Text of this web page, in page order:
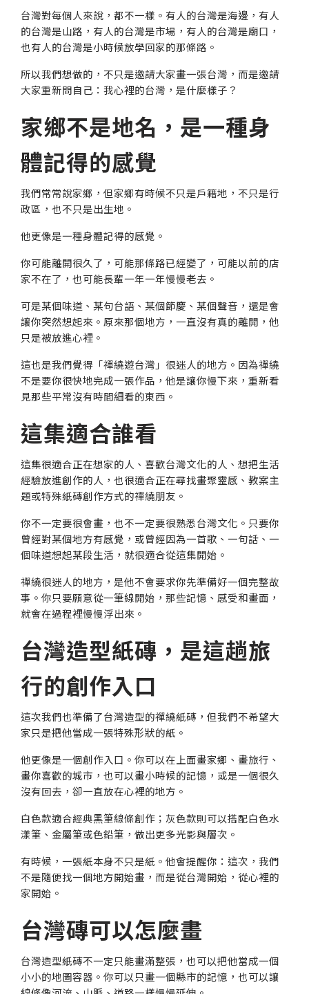
台灣對每個人來說，都不一樣。有人的台灣是海邊，有人
的台灣是山路，有人的台灣是市場，有人的台灣是廟口，
也有人的台灣是小時候放學回家的那條路。
所以我們想做的，不只是邀請大家畫一張台灣，而是邀請
大家重新問自己：我心裡的台灣，是什麼樣子？
家鄉不是地名，是一種身
體記得的感覺
我們常常說家鄉，但家鄉有時候不只是戶籍地，不只是行
政區，也不只是出生地。
他更像是一種身體記得的感覺。
你可能離開很久了，可能那條路已經變了，可能以前的店
家不在了，也可能長輩一年一年慢慢老去。
可是某個味道、某句台語、某個節慶、某個聲音，還是會
讓你突然想起來。原來那個地方，一直沒有真的離開，他
只是被放進心裡。
這也是我們覺得「禪繞遊台灣」很迷人的地方。因為禪繞
不是要你很快地完成一張作品，他是讓你慢下來，重新看
見那些平常沒有時間細看的東西。
這集適合誰看
這集很適合正在想家的人、喜歡台灣文化的人、想把生活
經驗放進創作的人，也很適合正在尋找畫聚靈感、教案主
題或特殊紙磚創作方式的禪繞朋友。
你不一定要很會畫，也不一定要很熟悉台灣文化。只要你
曾經對某個地方有感覺，或曾經因為一首歌、一句話、一
個味道想起某段生活，就很適合從這集開始。
禪繞很迷人的地方，是他不會要求你先準備好一個完整故
事。你只要願意從一筆線開始，那些記憶、感受和畫面，
就會在過程裡慢慢浮出來。
台灣造型紙磚，是這趟旅
行的創作入口
這次我們也準備了台灣造型的禪繞紙磚，但我們不希望大
家只是把他當成一張特殊形狀的紙。
他更像是一個創作入口。你可以在上面畫家鄉、畫旅行、
畫你喜歡的城市，也可以畫小時候的記憶，或是一個很久
沒有回去，卻一直放在心裡的地方。
白色款適合經典黑筆線條創作；灰色款則可以搭配白色水
漾筆、金屬筆或色鉛筆，做出更多光影與層次。
有時候，一張紙本身不只是紙。他會提醒你：這次，我們
不是隨便找一個地方開始畫，而是從台灣開始，從心裡的
家開始。
台灣磚可以怎麼畫
台灣造型紙磚不一定只能畫滿整張，也可以把他當成一個
小小的地圖容器。你可以只畫一個縣市的記憶，也可以讓